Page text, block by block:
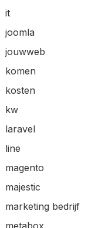
it
joomla
jouwweb
komen
kosten
kw
laravel
line
magento
majestic
marketing bedrijf
metabox